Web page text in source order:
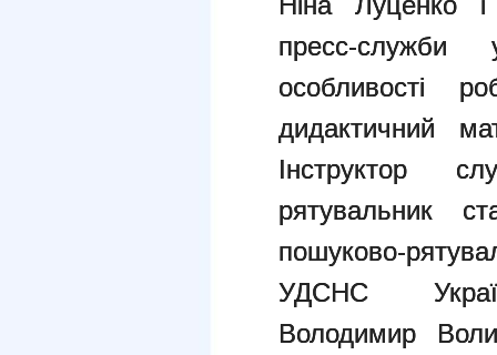
пресс-служби
особливості
дидактичний
Інструктор
рятувальник
пошуково-
УДСНС
Володимир